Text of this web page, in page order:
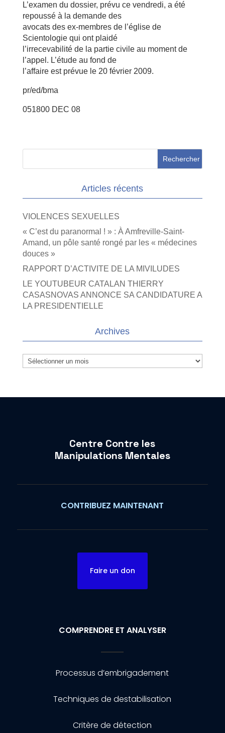
L’examen du dossier, prévu ce vendredi, a été
repoussé à la demande des
avocats des ex-membres de l’église de
Scientologie qui ont plaidé
l’irrecevabilité de la partie civile au moment de
l’appel. L’étude au fond de
l’affaire est prévue le 20 février 2009.
pr/ed/bma
051800 DEC 08
Articles récents
VIOLENCES SEXUELLES
« C’est du paranormal ! » : À Amfreville-Saint-
Amand, un pôle santé rongé par les « médecines
douces »
RAPPORT D’ACTIVITE DE LA MIVILUDES
LE YOUTUBEUR CATALAN THIERRY
CASASNOVAS ANNONCE SA CANDIDATURE A
LA PRESIDENTIELLE
Archives
Archives
Centre Contre les
Manipulations Mentales
CONTRIBUEZ MAINTENANT
Faire un don
COMPRENDRE ET ANALYSER
Processus d’embrigadement
Techniques de destabilisation
Critère de détection